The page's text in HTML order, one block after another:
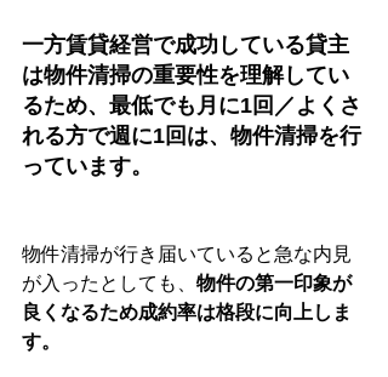
一方賃貸経営で成功している貸主
は物件清掃の重要性を理解してい
るため、最低でも月に1回／よくさ
れる方で週に1回は、物件清掃を行
っています。
物件清掃が行き届いていると急な内見
が入ったとしても、 物件の第一印象が
良くなるため成約率は格段に向上しま
す。